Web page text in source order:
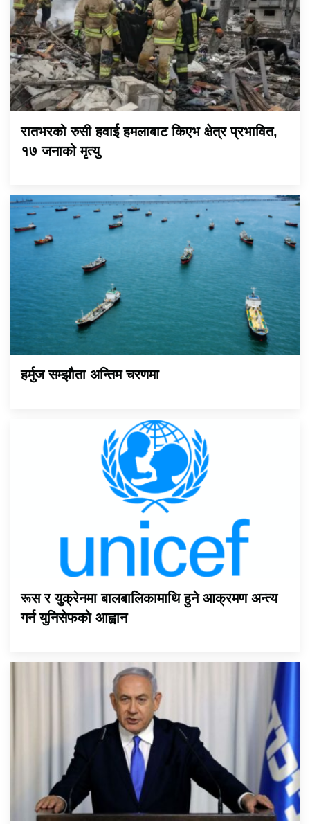
रातभरको रुसी हवाई हमलाबाट किएभ क्षेत्र प्रभावित,
१७ जनाको मृत्यु
हर्मुज सम्झौता अन्तिम चरणमा
रूस र युक्रेनमा बालबालिकामाथि हुने आक्रमण अन्त्य
गर्न युनिसेफको आह्वान